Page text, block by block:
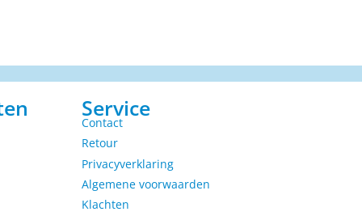
Service
Contact
Retour
Privacyverklaring
Algemene voorwaarden
Klachten